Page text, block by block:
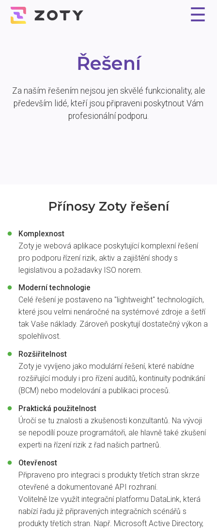
☰
Řešení
Za naším řešením nejsou jen skvělé funkcionality, ale
především lidé, kteří jsou připraveni poskytnout Vám
profesionální podporu.
Přínosy Zoty řešení
Komplexnost
Zoty je webová aplikace poskytující komplexní řešení
pro podporu řízení rizik, aktiv a zajištění shody s
legislativou a požadavky ISO norem.
Moderní technologie
Celé řešení je postaveno na "lightweight" technologiích,
které jsou velmi nenáročné na systémové zdroje a šetří
tak Vaše náklady. Zároveň poskytují dostatečný výkon a
spolehlivost.
Rozšiřitelnost
Zoty je vyvíjeno jako modulární řešení, které nabídne
rozšiřující moduly i pro řízení auditů, kontinuity podnikání
(BCM) nebo modelování a publikaci procesů.
Praktická použitelnost
Úročí se tu znalosti a zkušenosti konzultantů. Na vývoji
se nepodílí pouze programátoři, ale hlavně také zkušení
experti na řízení rizik z řad našich partnerů.
Otevřenost
Připraveno pro integraci s produkty třetích stran skrze
otevřené a dokumentované API rozhraní.
Volitelně lze využít integrační platformu DataLink, která
nabízí řadu již připravených integračních scénářů s
produkty třetích stran. Např. Microsoft Active Directory,